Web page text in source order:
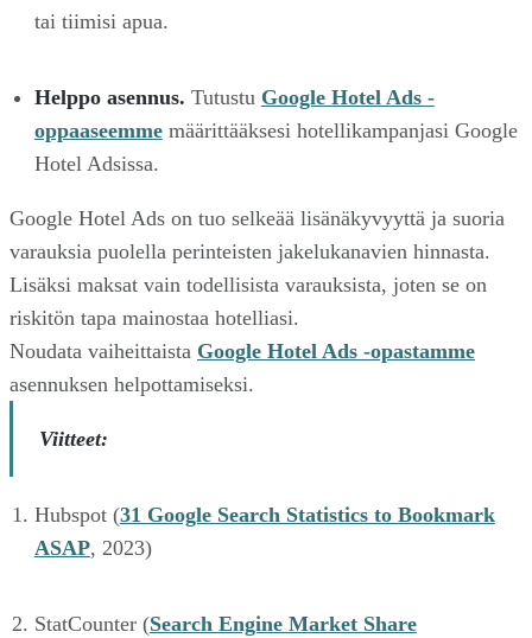
tai tiimisi apua.
Helppo asennus. Tutustu Google Hotel Ads -
oppaaseemmemäärittääksesi hotellikampanjasi Google
Hotel Adsissa.
Google Hotel Ads on tuo selkeää lisänäkyvyyttä ja suoria
varauksia puolella perinteisten jakelukanavien hinnasta.
Lisäksi maksat vain todellisista varauksista, joten se on
riskitön tapa mainostaa hotelliasi.
Noudata vaiheittaista Google Hotel Ads -opastamme
asennuksen helpottamiseksi.
Viitteet:
Hubspot (31 Google Search Statistics to Bookmark
ASAP, 2023)
StatCounter (Search Engine Market Share